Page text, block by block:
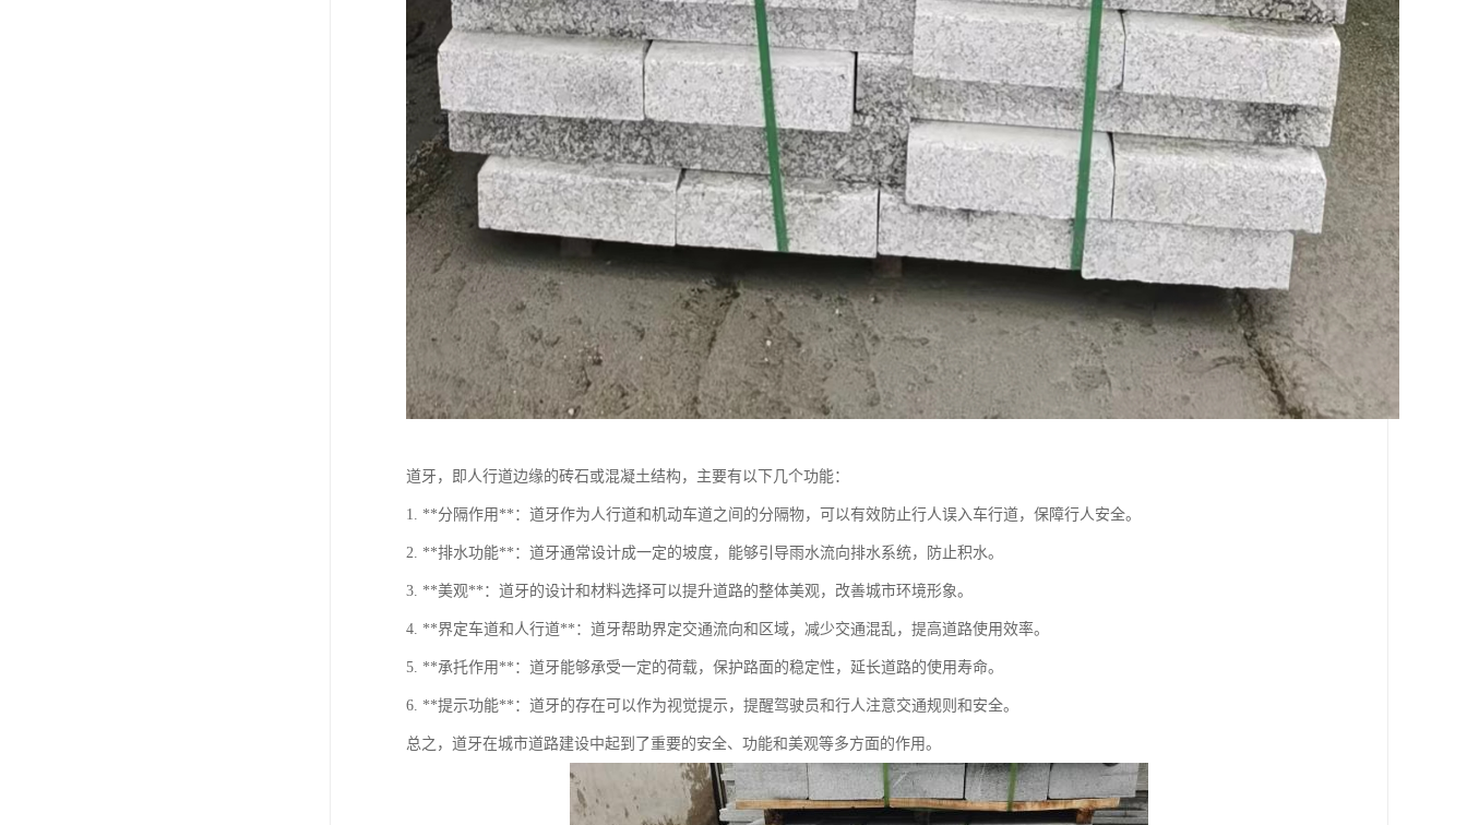
道牙，即人行道边缘的砖石或混凝土结构，主要有以下几个功能：
1. **分隔作用**：道牙作为人行道和机动车道之间的分隔物，可以有效防止行人误入车行道，保障行人安全。
2. **排水功能**：道牙通常设计成一定的坡度，能够引导雨水流向排水系统，防止积水。
3. **美观**：道牙的设计和材料选择可以提升道路的整体美观，改善城市环境形象。
4. **界定车道和人行道**：道牙帮助界定交通流向和区域，减少交通混乱，提高道路使用效率。
5. **承托作用**：道牙能够承受一定的荷载，保护路面的稳定性，延长道路的使用寿命。
6. **提示功能**：道牙的存在可以作为视觉提示，提醒驾驶员和行人注意交通规则和安全。
总之，道牙在城市道路建设中起到了重要的安全、功能和美观等多方面的作用。